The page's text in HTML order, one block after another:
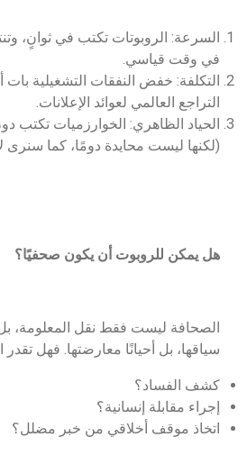
السرعة: الروبوتات تكتب في ثوانٍ،
في وقت قياسي.
التكلفة: خفض النفقات التشغيلية
التراجع العالمي لعوائد الإعلانات.
الحياد الظاهري: الخوارزميات
(لكنها ليست محايدة دومًا، كما سنرى
هل يمكن للروبوت أن يكون صحفيًا؟
الصحافة ليست فقط نقل المعلومة،
سياقها، بل أحيانًا معارضتها. فهل
كشف الفساد؟
إجراء مقابلة إنسانية؟
اتخاذ موقف أخلاقي من خبر مضلل؟